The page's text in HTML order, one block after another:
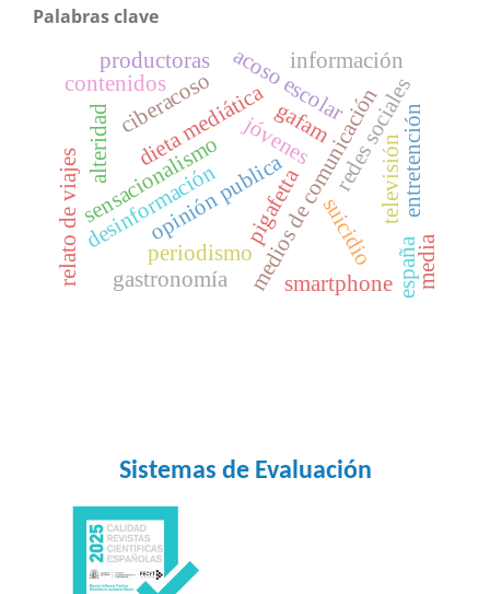
Palabras clave
dieta mediáticajóvenes
medios de comunicación
redes sociales
desinformación
acoso escolar
ciberacoso
suicidio
opinión publica
periodismo
sensacionalismo televisión
smartphone
contenidos
relato de viajes
información
entretención
alteridad
pigafetta
gastronomía
productoras
españamedia
gafam
Sistemas de Evaluación